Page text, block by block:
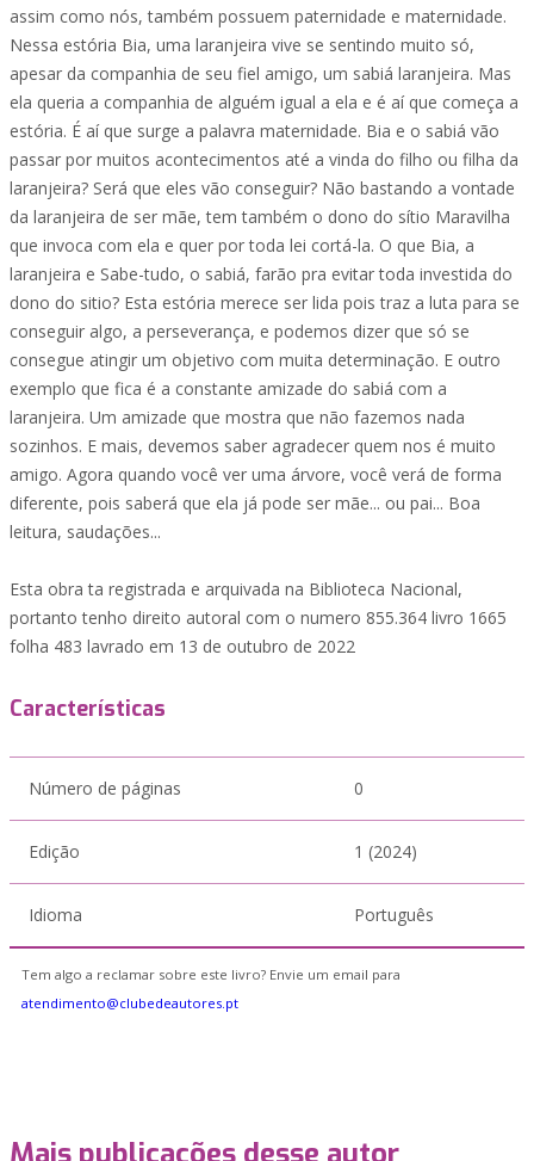
assim como nós, também possuem paternidade e maternidade.
Nessa estória Bia, uma laranjeira vive se sentindo muito só,
apesar da companhia de seu fiel amigo, um sabiá laranjeira. Mas
ela queria a companhia de alguém igual a ela e é aí que começa a
estória. É aí que surge a palavra maternidade. Bia e o sabiá vão
passar por muitos acontecimentos até a vinda do filho ou filha da
laranjeira? Será que eles vão conseguir? Não bastando a vontade
da laranjeira de ser mãe, tem também o dono do sítio Maravilha
que invoca com ela e quer por toda lei cortá-la. O que Bia, a
laranjeira e Sabe-tudo, o sabiá, farão pra evitar toda investida do
dono do sitio? Esta estória merece ser lida pois traz a luta para se
conseguir algo, a perseverança, e podemos dizer que só se
consegue atingir um objetivo com muita determinação. E outro
exemplo que fica é a constante amizade do sabiá com a
laranjeira. Um amizade que mostra que não fazemos nada
sozinhos. E mais, devemos saber agradecer quem nos é muito
amigo. Agora quando você ver uma árvore, você verá de forma
diferente, pois saberá que ela já pode ser mãe... ou pai... Boa
leitura, saudações...
Esta obra ta registrada e arquivada na Biblioteca Nacional,
portanto tenho direito autoral com o numero 855.364 livro 1665
folha 483 lavrado em 13 de outubro de 2022
Características
Número de páginas 0
Edição 1 (2024)
Idioma Português
Tem algo a reclamar sobre este livro? Envie um email para
atendimento@clubedeautores.pt